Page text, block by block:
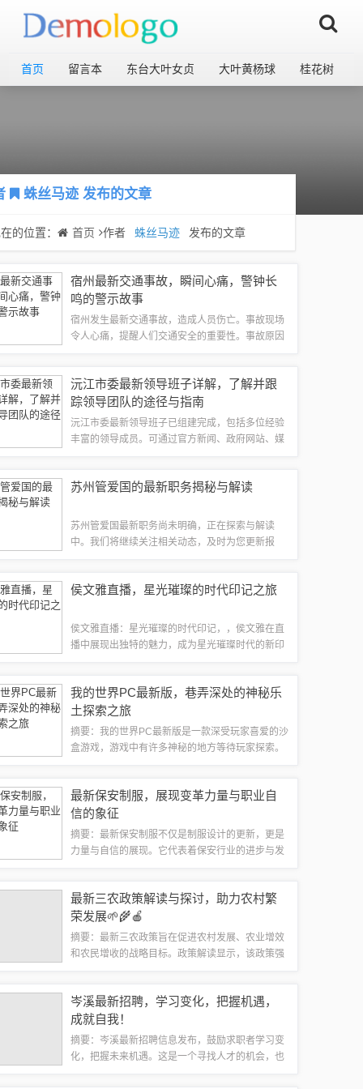
首页 留言本 东台大叶女贞 大叶黄杨球 桂花树
蛛丝马迹发布的文章
的位置： 首页 作者 蛛丝马迹 发布的文章
宿州最新交通事故，瞬间心痛，警钟长
鸣的警示故事
宿州发生最新交通事故，造成人员伤亡。事故现场
令人心痛，提醒人们交通安全的重要性。事故原因
部门加强交通安全管理措施的实施，确保市民...
沅江市委最新领导班子详解，了解并跟
踪领导团队的途径与指南
沅江市委最新领导班子已组建完成，包括多位经验
丰富的领导成员。可通过官方新闻、政府网站、媒
政府公开活动、查阅相关报告和文件等方式，...
苏州管爱国的最新职务揭秘与解读
苏州管爱国最新职务尚未明确，正在探索与解读
中。我们将继续关注相关动态，及时为您更新报
国在最新职务上的挑战与机遇尊敬的读者朋友
侯文雅直播，星光璀璨的时代印记之旅
侯文雅直播：星光璀璨的时代印记，，侯文雅在直
播中展现出独特的魅力，成为星光璀璨时代的新印
华和魅力，成为了年轻一代的偶像和榜样。她...
我的世界PC最新版，巷弄深处的神秘乐
土探索之旅
摘要：我的世界PC最新版是一款深受玩家喜爱的沙
盒游戏，游戏中有许多神秘的地方等待玩家探索。
和冒险，享受游戏的独特魅力。在这个充满...
最新保安制服，展现变革力量与职业自
信的象征
摘要：最新保安制服不仅是制服设计的更新，更是
力量与自信的展现。它代表着保安行业的进步与发
同时也传递出对职业的自信和荣誉感。这种自...
最新三农政策解读与探讨，助力农村繁
荣发展🌱🌾🍎
摘要：最新三农政策旨在促进农村发展、农业增效
和农民增收的战略目标。政策解读显示，该政策强
策将有助于激发农村经济发展活力，提高农业...
岑溪最新招聘，学习变化，把握机遇，
成就自我！
摘要：岑溪最新招聘信息发布，鼓励求职者学习变
化，把握未来机遇。这是一个寻找人才的机会，也